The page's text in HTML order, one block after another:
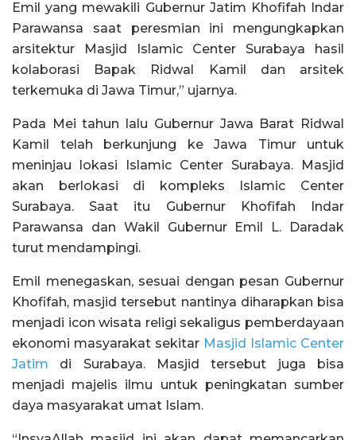
Emil yang mewakili Gubernur Jatim Khofifah Indar
Parawansa saat peresmian ini mengungkapkan
arsitektur Masjid Islamic Center Surabaya hasil
kolaborasi Bapak Ridwal Kamil dan arsitek
terkemuka di Jawa Timur,” ujarnya.
Pada Mei tahun lalu Gubernur Jawa Barat Ridwal
Kamil telah berkunjung ke Jawa Timur untuk
meninjau lokasi Islamic Center Surabaya. Masjid
akan berlokasi di kompleks Islamic Center
Surabaya. Saat itu Gubernur Khofifah Indar
Parawansa dan Wakil Gubernur Emil L. Daradak
turut mendampingi.
Emil menegaskan, sesuai dengan pesan Gubernur
Khofifah, masjid tersebut nantinya diharapkan bisa
menjadi icon wisata religi sekaligus pemberdayaan
ekonomi masyarakat sekitar Masjid Islamic Center
Jatim di Surabaya. Masjid tersebut juga bisa
menjadi majelis ilmu untuk peningkatan sumber
daya masyarakat umat Islam.